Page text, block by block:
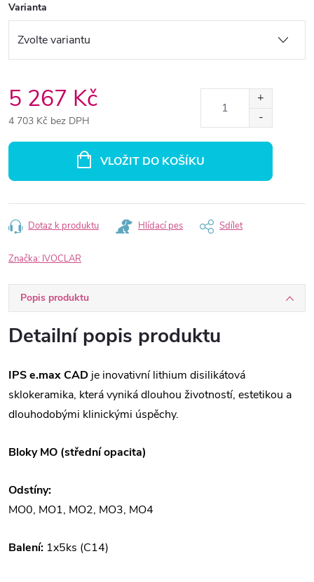
Varianta
5 267 Kč
4 703 Kč bez DPH
VLOŽIT DO KOŠÍKU
Dotaz k produktu Hlídací pes Sdílet
Značka: IVOCLAR
Popis produktu
Detailní popis produktu
IPS e.max CAD je inovativní lithium disilikátová
sklokeramika, která vyniká dlouhou životností, estetikou a
dlouhodobými klinickými úspěchy.
Bloky MO (střední opacita)
Odstíny:
MO0, MO1, MO2, MO3, MO4
Balení: 1x5ks (C14)